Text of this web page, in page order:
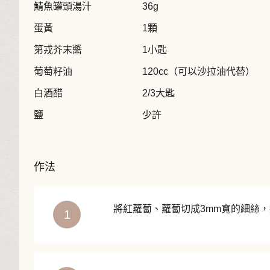
鯖魚罐頭湯汁 36g
蛋黃 1顆
第戎芥末醬 1小匙
葡萄籽油 120cc（可以沙拉油代替）
白酒醋 2/3大匙
鹽 少許
作法
將紅蘿蔔、蘿蔔切成3mm寬的細絲